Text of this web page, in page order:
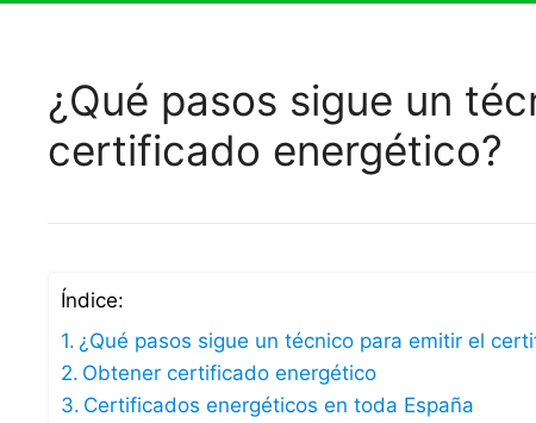
¿Qué pasos sigue un
certificado energético?
Índice:
¿Qué pasos sigue un técnico para emitir el
Obtener certificado energético
Certificados energéticos en toda España